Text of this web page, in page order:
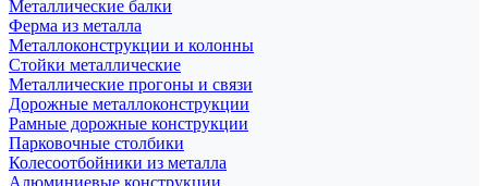
Металлические балки
Ферма из металла
Металлоконструкции и колонны
Стойки металлические
Металлические прогоны и связи
Дорожные металлоконструкции
Рамные дорожные конструкции
Парковочные столбики
Колесоотбойники из металла
Алюминиевые конструкции